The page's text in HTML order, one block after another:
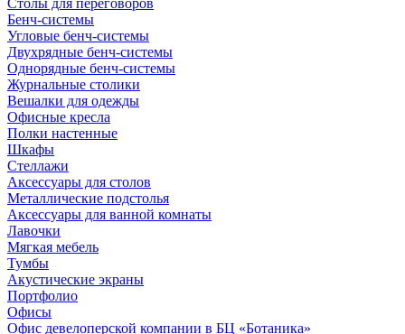
Столы для переговоров
Бенч-системы
Угловые бенч-системы
Двухрядные бенч-системы
Однорядные бенч-системы
Журнальные столики
Вешалки для одежды
Офисные кресла
Полки настенные
Шкафы
Стеллажи
Аксессуары для столов
Металлические подстолья
Аксессуары для ванной комнаты
Лавочки
Мягкая мебель
Тумбы
Акустические экраны
Портфолио
Офисы
Офис девелоперской компании в БЦ «Ботаника»